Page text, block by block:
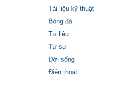
Tài liệu kỹ thuật
Bóng đá
Tư liệu
Tự sự
Đời sống
Điện thoại